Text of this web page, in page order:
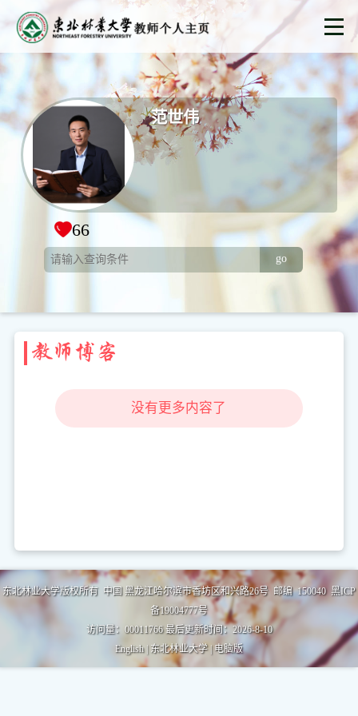
范世伟
66
go
教师博客
没有更多内容了
东北林业大学版权所有 中国 黑龙江哈尔滨市香坊区和兴路26号 邮编 150040 黑ICP
备19004777号
访问量： 00011766 最后更新时间： 2026-8-10
English| 东北林业大学| 电脑版